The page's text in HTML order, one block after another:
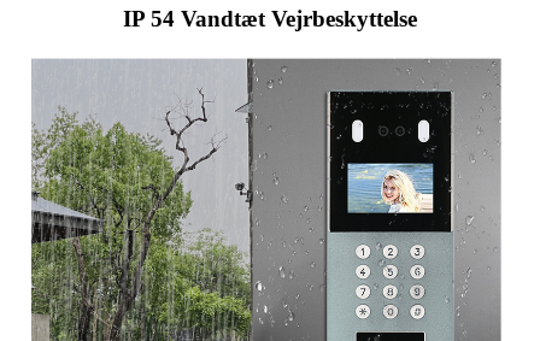
IP 54 Vandtæt Vejrbeskyttelse